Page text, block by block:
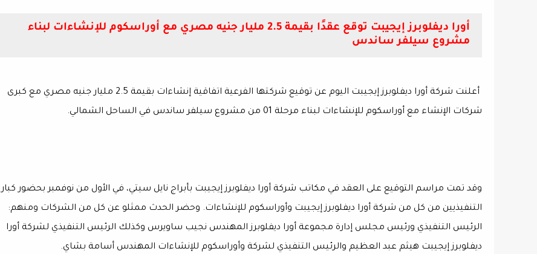
أورا ديفلوبرز إيجيبت توقع عقدًا بقيمة 2.5 مليار جنيه مصري مع أوراسكوم للإنشاءات لبناء
مشروع سيلفر ساندس
أعلنت شركة أورا ديفلوبرز إيجيبت اليوم عن توقيع شركتها الفرعية اتفاقية إنشاءات بقيمة 2.5 مليار جنيه مصري مع كبرى
شركات الإنشاء مع أوراسكوم للإنشاءات لبناء مرحلة 01 من مشروع سيلفر ساندس في الساحل الشمالي.
وقد تمت مراسم التوقيع على العقد في مكاتب شركة أورا ديفلوبرز إيجيبت بأبراج نايل سيتي، في الأول من نوفمبر بحضور كبار
التنفيذيين من كل من شركة أورا ديفلوبرز إيجيبت وأوراسكوم للإنشاءات. وحضر الحدث ممثلو عن كل من الشركات ومنهم:
الرئيس التنفيذي ورئيس مجلس إدارة مجموعة أورا ديفلوبرز المهندس نجيب ساويرس وكذلك الرئيس التنفيذي لشركة أورا
ديفلوبرز إيجيبت هيثم عبد العظيم والرئيس التنفيذي لشركة وأوراسكوم للإنشاءات المهندس أسامة بشاي.